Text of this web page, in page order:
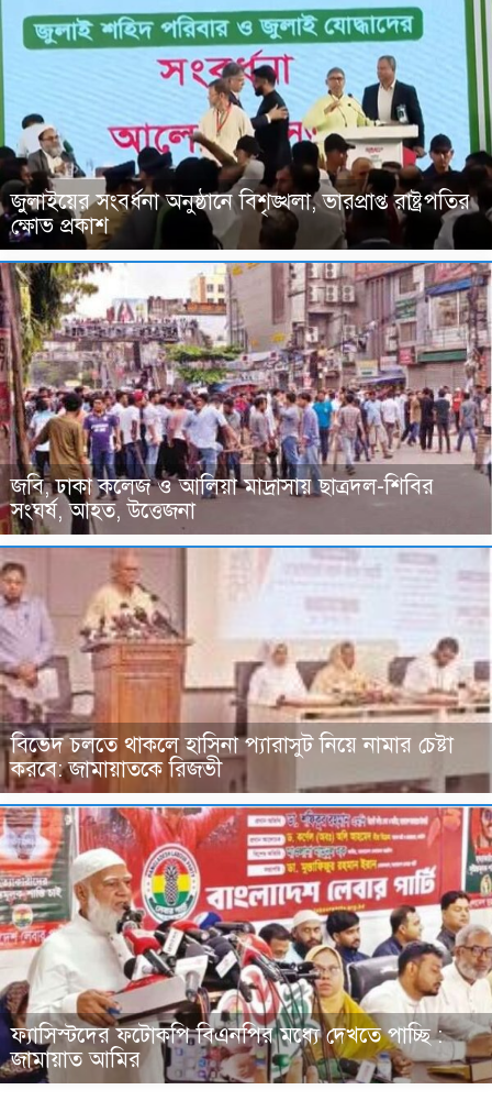
জুলাইয়ের সংবর্ধনা অনুষ্ঠানে বিশৃঙ্খলা, ভারপ্রাপ্ত রাষ্ট্রপতির
ক্ষোভ প্রকাশ
জবি, ঢাকা কলেজ ও আলিয়া মাদ্রাসায় ছাত্রদল-শিবির
সংঘর্ষ, আহত, উত্তেজনা
বিভেদ চলতে থাকলে হাসিনা প্যারাসুট নিয়ে নামার চেষ্টা
করবে: জামায়াতকে রিজভী
ফ্যাসিস্টদের ফটোকপি বিএনপির মধ্যে দেখতে পাচ্ছি :
জামায়াত আমির